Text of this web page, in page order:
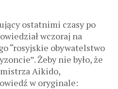
ostatnimi czasy po
wczoraj na
“rosyjskie obywatelstwo
Żeby nie było, że
mistrza Aikido,
w oryginale: